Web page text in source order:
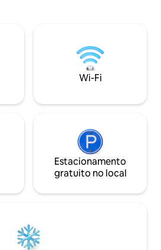
inteligentes
lavadora e
esperar para
Desfrute de
localização!
Wi-Fi
Estacionamento
gratuito no local